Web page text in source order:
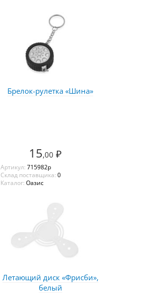
Брелок-рулетка «Шина»
15,00 ₽
Артикул: 715982p
Склад поставщика: 0
Каталог: Оазис
Летающий диск «Фрисби»,
белый